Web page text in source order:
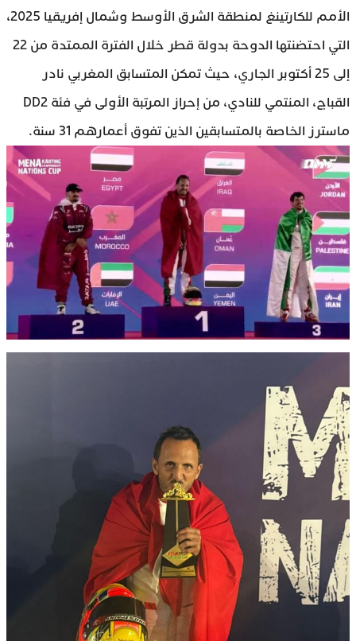
الأمم للكارتينغ لمنطقة الشرق الأوسط وشمال إفريقيا 2025،
التي احتضنتها الدوحة بدولة قطر خلال الفترة الممتدة من 22
إلى 25 أكتوبر الجاري، حيث تمكن المتسابق المغربي نادر
القباج، المنتمي للنادي، من إحراز المرتبة الأولى في فئة DD2
ماسترز الخاصة بالمتسابقين الذين تفوق أعمارهم 31 سنة.